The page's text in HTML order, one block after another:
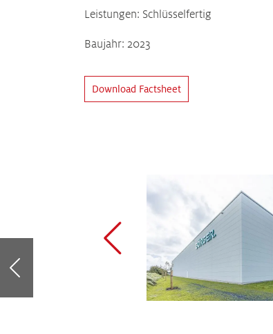
Leistungen: Schlüsselfertig
Baujahr: 2023
Download Factsheet